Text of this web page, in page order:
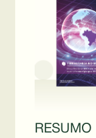
RESUMO